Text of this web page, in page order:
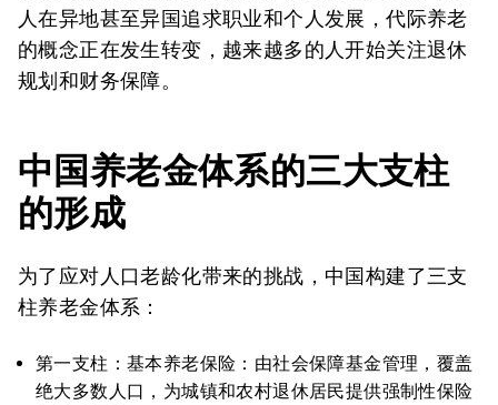
人在异地甚至异国追求职业和个人发展，代际养老
的概念正在发生转变，越来越多的人开始关注退休
规划和财务保障。
中国养老金体系的三大支柱
的形成
为了应对人口老龄化带来的挑战，中国构建了三支
柱养老金体系：
第一支柱：基本养老保险：由社会保障基金管理，覆盖
绝大多数人口，为城镇和农村退休居民提供强制性保险